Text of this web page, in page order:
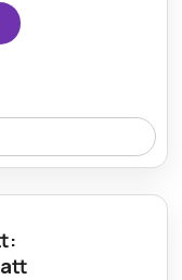
Sie einen Baby
hochwertige
werden.